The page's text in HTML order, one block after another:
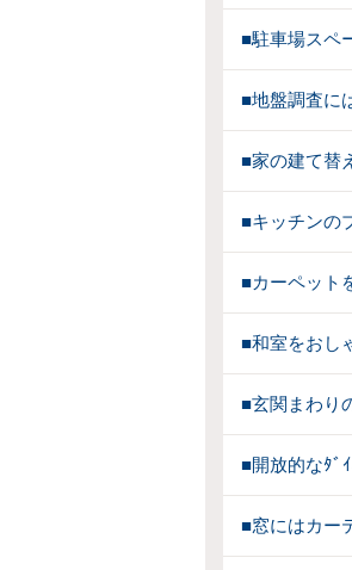
■駐車場スペ
■地盤調査に
■家の建て替
■キッチンの
■カーペット
■和室をおし
■玄関まわり
■開放的なﾀﾞ
■窓にはカー